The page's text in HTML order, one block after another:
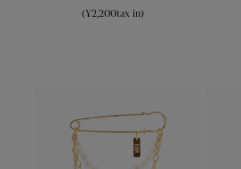
(¥2,200tax in)